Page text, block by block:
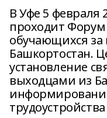
В Уфе 5 февраля
проходит
обучающихся за
Башкортостан.
установление
выходцами из